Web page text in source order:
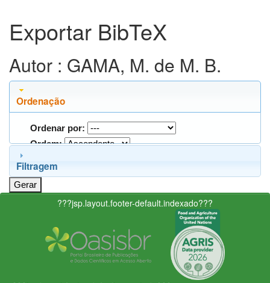
Exportar BibTeX
Autor : GAMA, M. de M. B.
Ordenação
Ordenar por:
Ordem:
Filtragem
???jsp.layout.footer-default.indexado???